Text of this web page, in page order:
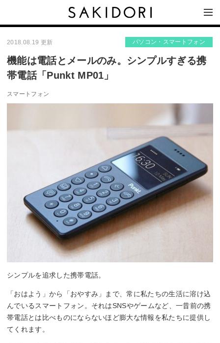
2018.08.19 更新 パソコン・スマートフォン
機能は電話とメールのみ。シンプルすぎる携
帯電話「Punkt MP01」
スマートフォン
シンプルを追求した携帯電話。
「おはよう」から「おやすみ」まで、常に私たちの生活に溶け込
んでいるスマートフォン。それはSNSやゲームなど、一昔前の携
帯電話とは比べものにならないほど膨大な情報を私たちに提供し
てくれます。